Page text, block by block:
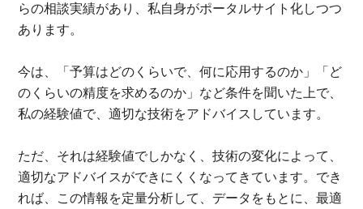
らの相談実績があり、私自身がポータルサイト化しつつ
あります。
今は、「予算はどのくらいで、何に応用するのか」「ど
のくらいの精度を求めるのか」など条件を聞いた上で、
私の経験値で、適切な技術をアドバイスしています。
ただ、それは経験値でしかなく、技術の変化によって、
適切なアドバイスができにくくなってきています。でき
れば、この情報を定量分析して、データをもとに、最適